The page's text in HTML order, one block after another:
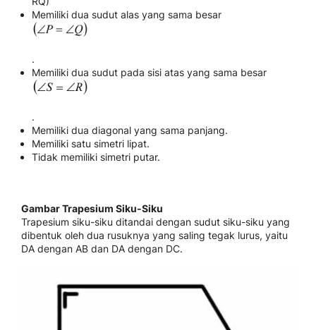
Memiliki dua sudut alas yang sama besar
.
Memiliki dua sudut pada sisi atas yang sama besar
.
Memiliki dua diagonal yang sama panjang.
Memiliki satu simetri lipat.
Tidak memiliki simetri putar.
Gambar Trapesium Siku-Siku
Trapesium siku-siku ditandai dengan sudut siku-siku yang
dibentuk oleh dua rusuknya yang saling tegak lurus, yaitu
DA dengan AB dan DA dengan DC.